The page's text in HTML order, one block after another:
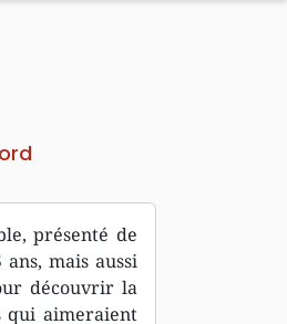
présenté de
mais aussi
découvrir la
qui aimeraient